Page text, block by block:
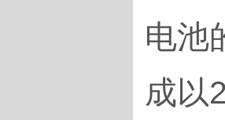
电池
成以